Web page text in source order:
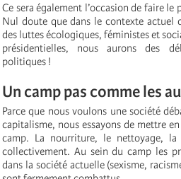
Ce sera également l’occasion de faire
Nul doute que dans le contexte actuel
des luttes écologiques, féministes et
présidentielles, nous aurons des
politiques !
Un camp pas comme les
Parce que nous voulons une société
capitalisme, nous essayons de mettre
camp. La nourriture, le nettoyage,
collectivement. Au sein du camp les
dans la société actuelle (sexisme,